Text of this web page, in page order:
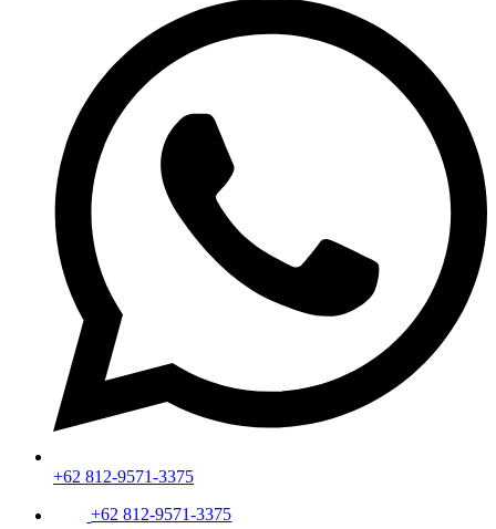
+62 812-9571-3375
+62 812-9571-3375